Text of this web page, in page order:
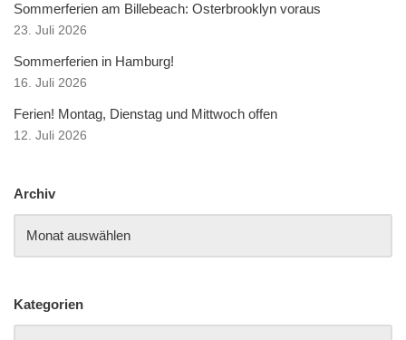
Sommerferien am Billebeach: Osterbrooklyn voraus
23. Juli 2026
Sommerferien in Hamburg!
16. Juli 2026
Ferien! Montag, Dienstag und Mittwoch offen
12. Juli 2026
Archiv
Kategorien